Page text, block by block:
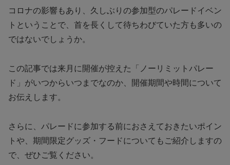
コロナの影響もあり、久しぶりの参加型のパレードイベン
トということで、首を長くして待ちわびていた方も多いの
ではないでしょうか。
この記事では来月に開催が控えた「ノーリミットパレー
ド」がいつからいつまでなのか、開催期間や時間について
お伝えします。
さらに、パレードに参加する前におさえておきたいポイン
トや、期間限定グッズ・フードについてもご紹介しますの
で、ぜひご覧ください。